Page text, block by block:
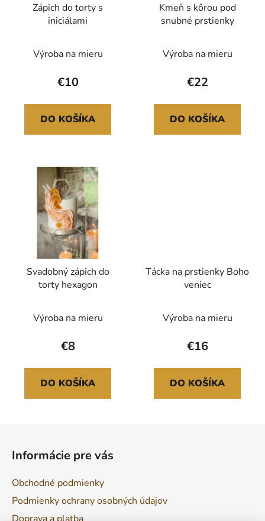
Zápich do torty s
iniciálami
Výroba na mieru
€10
DO KOŠÍKA
Kmeň s kôrou pod
snubné prstienky
Výroba na mieru
€22
DO KOŠÍKA
Svadobný zápich do
torty hexagon
Výroba na mieru
€8
DO KOŠÍKA
Tácka na prstienky Boho
veniec
Výroba na mieru
€16
DO KOŠÍKA
Informácie pre vás
Obchodné podmienky
Podmienky ochrany osobných údajov